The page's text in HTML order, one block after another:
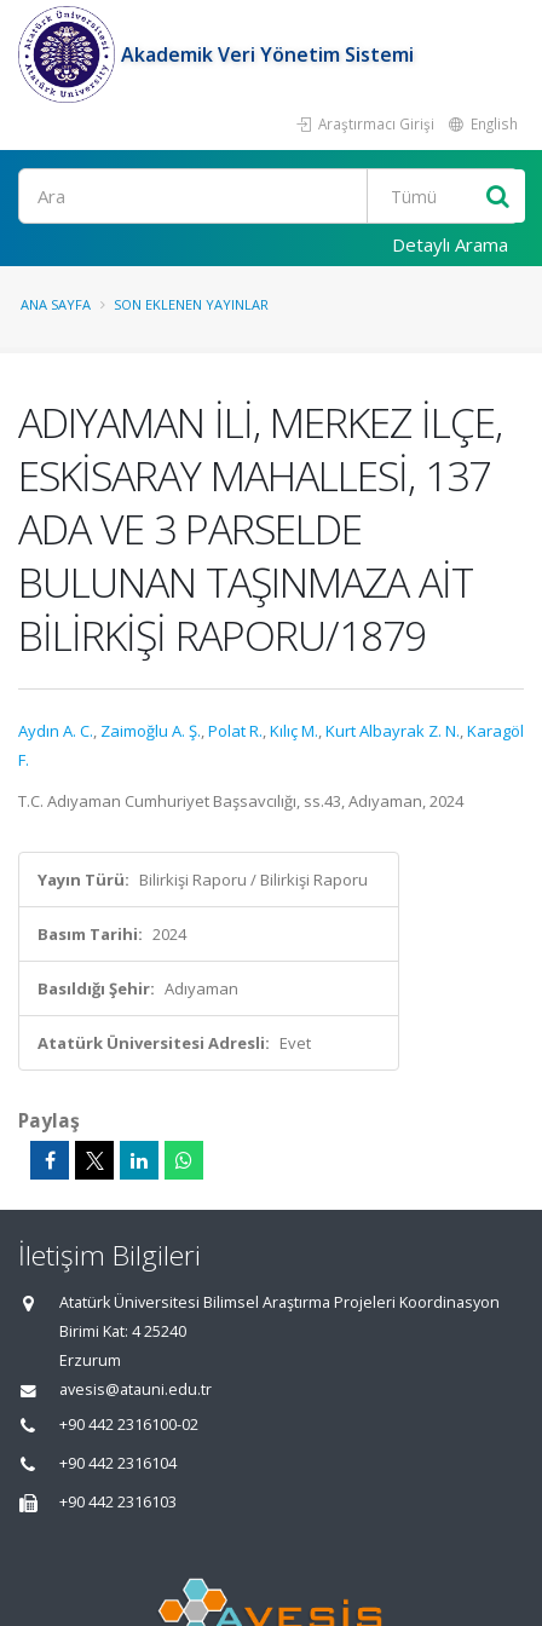
Akademik Veri Yönetim Sistemi
Araştırmacı Girişi English
Ara
Detaylı Arama
ANA SAYFA SON EKLENEN YAYINLAR
ADIYAMAN İLİ, MERKEZ İLÇE,
ESKİSARAY MAHALLESİ, 137
ADA VE 3 PARSELDE
BULUNAN TAŞINMAZA AİT
BİLİRKİŞİ RAPORU/1879
Aydın A. C., Zaimoğlu A. Ş.,Polat R.,Kılıç M.,Kurt Albayrak Z. N.,Karagöl
F.
T.C. Adıyaman Cumhuriyet Başsavcılığı, ss.43, Adıyaman, 2024
Yayın Türü: Bilirkişi Raporu / Bilirkişi Raporu
Basım Tarihi: 2024
Basıldığı Şehir: Adıyaman
Atatürk Üniversitesi Adresli: Evet
Paylaş
İletişim Bilgileri
Atatürk Üniversitesi Bilimsel Araştırma Projeleri Koordinasyon
Birimi Kat: 4 25240
Erzurum
avesis@atauni.edu.tr
+90 442 2316100-02
+90 442 2316104
+90 442 2316103